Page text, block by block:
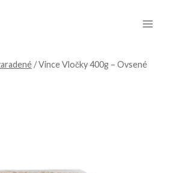
/Vince Vločky 400g – Ovsené